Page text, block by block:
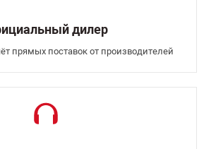
дилер
прямых поставок от производителей